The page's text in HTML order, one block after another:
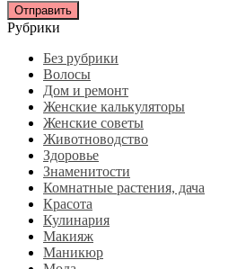
Рубрики
Без рубрики
Волосы
Дом и ремонт
Женские калькуляторы
Женские советы
Животноводство
Здоровье
Знаменитости
Комнатные растения, дача
Красота
Кулинария
Макияж
Маникюр